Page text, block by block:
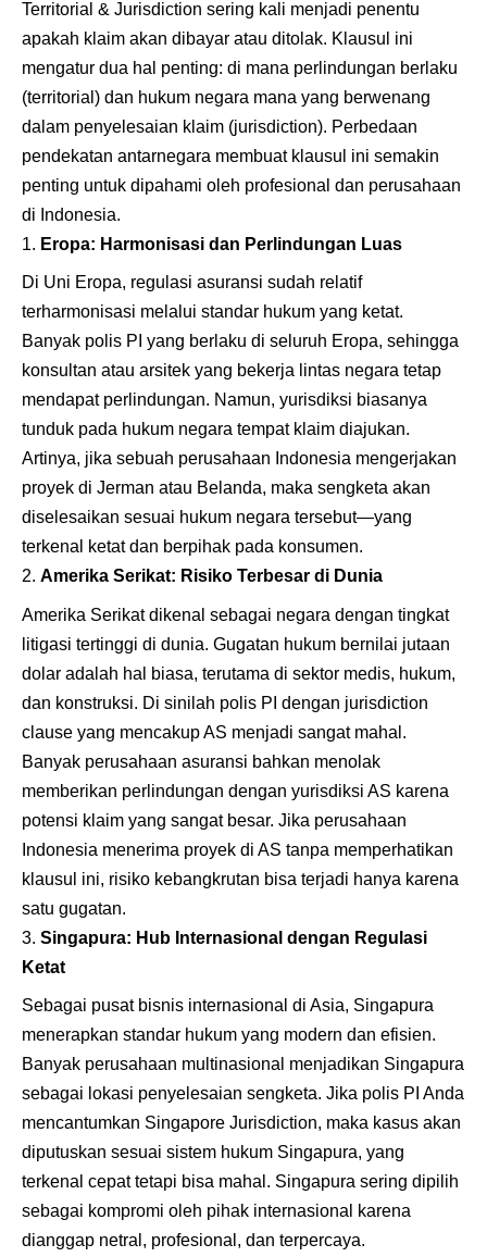
Territorial & Jurisdiction sering kali menjadi penentu
apakah klaim akan dibayar atau ditolak. Klausul ini
mengatur dua hal penting: di mana perlindungan berlaku
(territorial) dan hukum negara mana yang berwenang
dalam penyelesaian klaim (jurisdiction). Perbedaan
pendekatan antarnegara membuat klausul ini semakin
penting untuk dipahami oleh profesional dan perusahaan
di Indonesia.
Eropa: Harmonisasi dan Perlindungan Luas
Di Uni Eropa, regulasi asuransi sudah relatif
terharmonisasi melalui standar hukum yang ketat.
Banyak polis PI yang berlaku di seluruh Eropa, sehingga
konsultan atau arsitek yang bekerja lintas negara tetap
mendapat perlindungan. Namun, yurisdiksi biasanya
tunduk pada hukum negara tempat klaim diajukan.
Artinya, jika sebuah perusahaan Indonesia mengerjakan
proyek di Jerman atau Belanda, maka sengketa akan
diselesaikan sesuai hukum negara tersebut—yang
terkenal ketat dan berpihak pada konsumen.
Amerika Serikat: Risiko Terbesar di Dunia
Amerika Serikat dikenal sebagai negara dengan tingkat
litigasi tertinggi di dunia. Gugatan hukum bernilai jutaan
dolar adalah hal biasa, terutama di sektor medis, hukum,
dan konstruksi. Di sinilah polis PI dengan jurisdiction
clause yang mencakup AS menjadi sangat mahal.
Banyak perusahaan asuransi bahkan menolak
memberikan perlindungan dengan yurisdiksi AS karena
potensi klaim yang sangat besar. Jika perusahaan
Indonesia menerima proyek di AS tanpa memperhatikan
klausul ini, risiko kebangkrutan bisa terjadi hanya karena
satu gugatan.
Singapura: Hub Internasional dengan Regulasi
Ketat
Sebagai pusat bisnis internasional di Asia, Singapura
menerapkan standar hukum yang modern dan efisien.
Banyak perusahaan multinasional menjadikan Singapura
sebagai lokasi penyelesaian sengketa. Jika polis PI Anda
mencantumkan Singapore Jurisdiction, maka kasus akan
diputuskan sesuai sistem hukum Singapura, yang
terkenal cepat tetapi bisa mahal. Singapura sering dipilih
sebagai kompromi oleh pihak internasional karena
dianggap netral, profesional, dan terpercaya.